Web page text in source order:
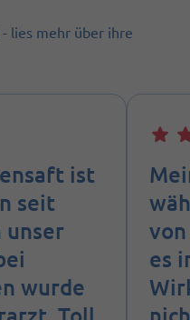
lies mehr über ihre
ist
seit
unser
wurde
es